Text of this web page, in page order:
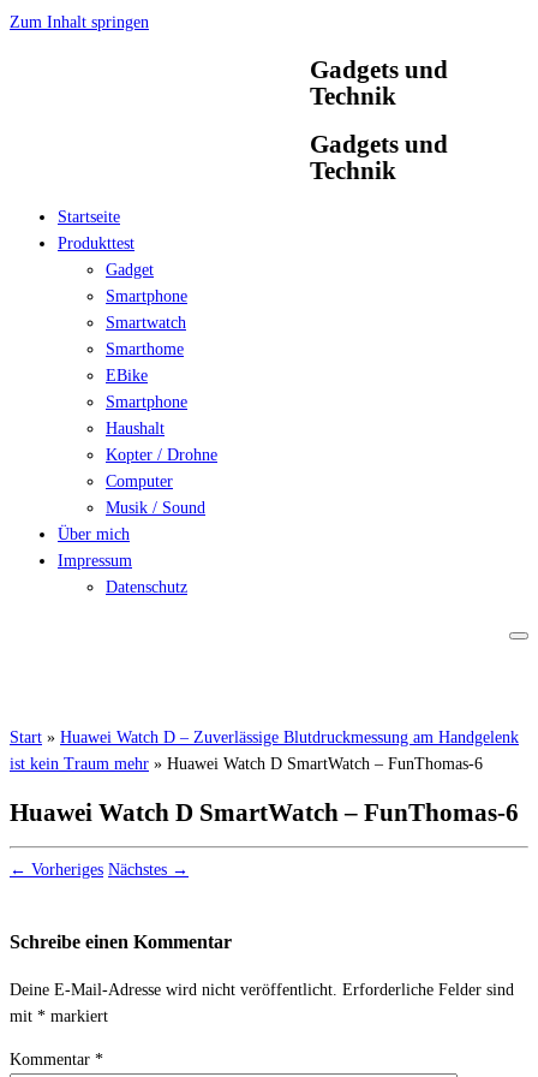
Zum Inhalt springen
Gadgets und
Technik
Gadgets und
Technik
Startseite
Produkttest
Gadget
Smartphone
Smartwatch
Smarthome
EBike
Smartphone
Haushalt
Kopter / Drohne
Computer
Musik / Sound
Über mich
Impressum
Datenschutz
Start » Huawei Watch D – Zuverlässige Blutdruckmessung am Handgelenk
ist kein Traum mehr » Huawei Watch D SmartWatch – FunThomas-6
Huawei Watch D SmartWatch – FunThomas-6
← Vorheriges Nächstes →
Schreibe einen Kommentar
Deine E-Mail-Adresse wird nicht veröffentlicht. Erforderliche Felder sind
mit * markiert
Kommentar *